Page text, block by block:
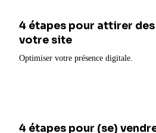
4 étapes pour attirer
votre site
Optimiser votre présence digitale.
4 étapes pour (se)